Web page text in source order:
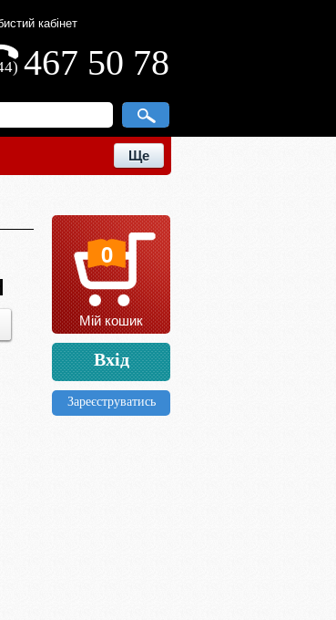
кабінет
467 50 78
Ще
0
Мій кошик
Вхід
Зареєструватись